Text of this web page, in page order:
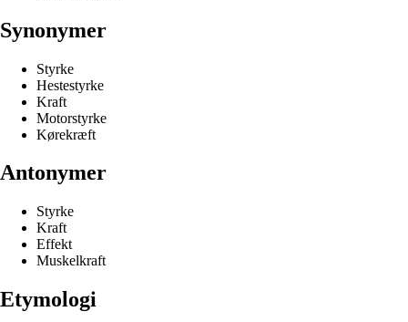
Synonymer
Styrke
Hestestyrke
Kraft
Motorstyrke
Kørekræft
Antonymer
Styrke
Kraft
Effekt
Muskelkraft
Etymologi